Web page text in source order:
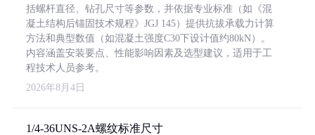
括螺杆直径、钻孔尺寸等参数，并依据专业标准（如《混
凝土结构后锚固技术规程》JGJ 145）提供抗拔承载力计算
方法和典型数值（如混凝土强度C30下设计值约80kN）。
内容涵盖安装要点、性能影响因素及选型建议，适用于工
程技术人员参考。
2026年8月4日
1/4-36UNS-2A螺纹标准尺寸